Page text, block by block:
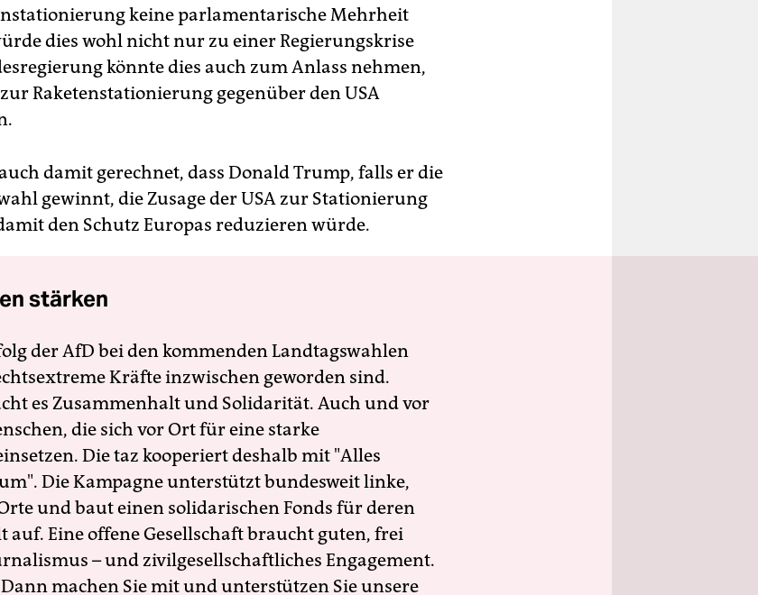
keine parlamentarische Mehrheit
dies wohl nicht nur zu einer Regierungskrise
könnte dies auch zum Anlass nehmen,
Raketenstationierung gegenüber den USA
damit gerechnet, dass Donald Trump, falls er die
gewinnt, die Zusage der USA zur Stationierung
den Schutz Europas reduzieren würde.
stärken
der AfD bei den kommenden Landtagswahlen
Kräfte inzwischen geworden sind.
es Zusammenhalt und Solidarität. Auch und vor
die sich vor Ort für eine starke
Die taz kooperiert deshalb mit "Alles
Die Kampagne unterstützt bundesweit linke,
und baut einen solidarischen Fonds für deren
auf. Eine offene Gesellschaft braucht guten, frei
– und zivilgesellschaftliches Engagement.
machen Sie mit und unterstützen Sie unsere